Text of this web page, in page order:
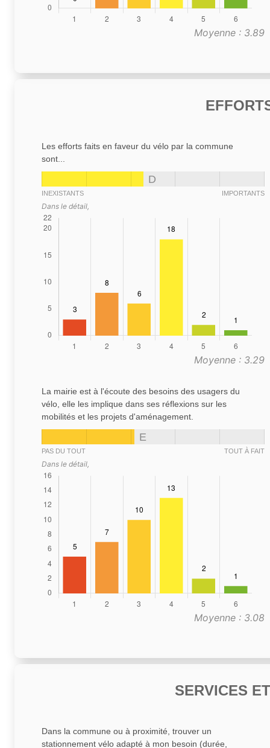
Moyenne : 3.89
Les efforts faits en faveur du vélo par la commune
sont...
D
INEXISTANTS IMPORTANTS
Dans le détail,
Moyenne : 3.29
La mairie est à l'écoute des besoins des usagers du
vélo, elle les implique dans ses réflexions sur les
mobilités et les projets d'aménagement.
E
PAS DU TOUT TOUT À FAIT
Dans le détail,
Moyenne : 3.08
SERVICES
Dans la commune ou à proximité, trouver un
stationnement vélo adapté à mon besoin (durée,